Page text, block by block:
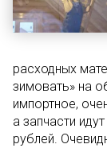
расходных
зимовать» на
импортное,
а запчасти
рублей.